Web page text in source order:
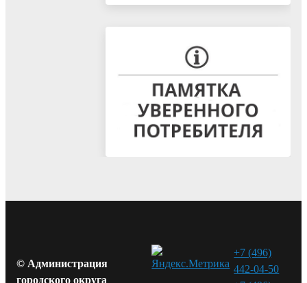
© Администрация
городского округа
+7 (496)
442-04-50